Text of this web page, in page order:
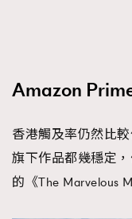
Amazon
香港觸及率仍然比
旗下作品都幾穩定
的《The Marvelous